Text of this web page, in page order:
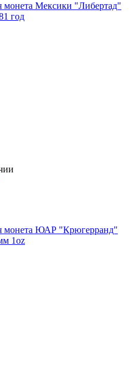
монета Мексики "Либертад"
год
монета ЮАР "Крюгерранд"
1oz